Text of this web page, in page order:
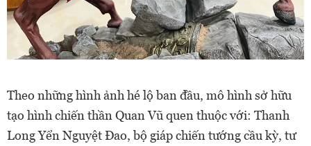
Theo những hình ảnh hé lộ ban đầu, mô hình sở hữu
tạo hình chiến thần Quan Vũ quen thuộc với: Thanh
Long Yển Nguyệt Đao, bộ giáp chiến tướng cầu kỳ, tư